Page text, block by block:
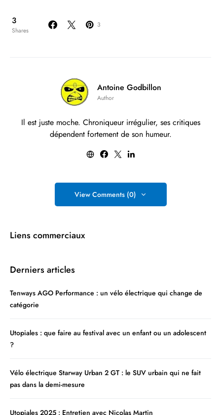
3
Shares
3
Antoine Godbillon
Author
Il est juste moche. Chroniqueur irrégulier, ses critiques
dépendent fortement de son humeur.
View Comments (0)
Liens commerciaux
Derniers articles
Tenways AGO Performance : un vélo électrique qui change de
catégorie
Utopiales : que faire au festival avec un enfant ou un adolescent
?
Vélo électrique Starway Urban 2 GT : le SUV urbain qui ne fait
pas dans la demi-mesure
Utopiales 2025 : Entretien avec Nicolas Martin